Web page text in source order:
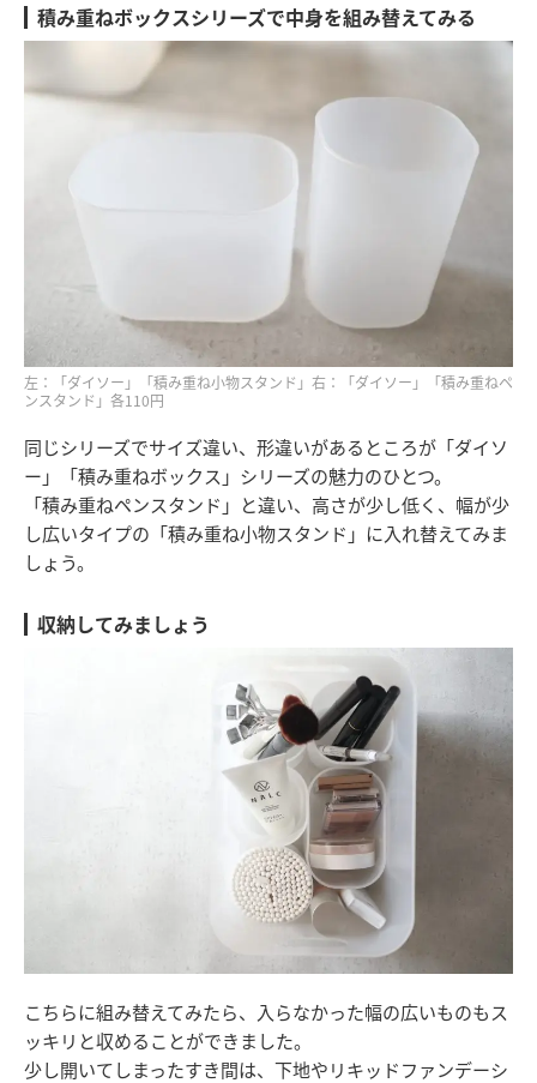
積み重ねボックスシリーズで中身を組み替えてみる
左：「ダイソー」「積み重ね小物スタンド」右：「ダイソー」「積み重ねペ
ンスタンド」各110円
同じシリーズでサイズ違い、形違いがあるところが「ダイソ
ー」「積み重ねボックス」シリーズの魅力のひとつ。
「積み重ねペンスタンド」と違い、高さが少し低く、幅が少
し広いタイプの「積み重ね小物スタンド」に入れ替えてみま
しょう。
収納してみましょう
こちらに組み替えてみたら、入らなかった幅の広いものもス
ッキリと収めることができました。
少し開いてしまったすき間は、下地やリキッドファンデーシ